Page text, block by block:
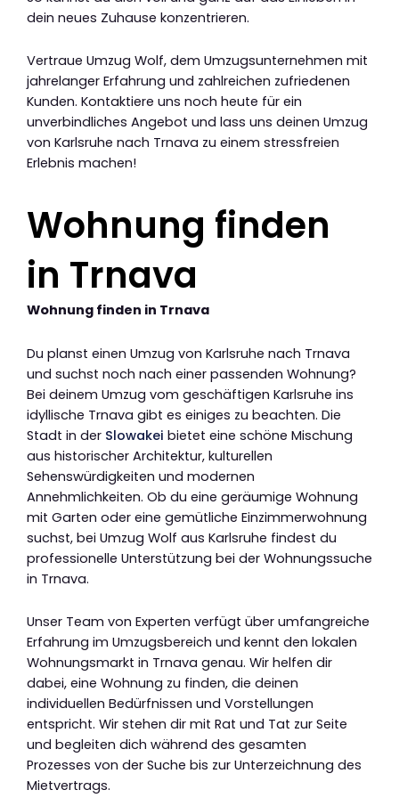
dein neues Zuhause konzentrieren.
Vertraue Umzug Wolf, dem Umzugsunternehmen mit
jahrelanger Erfahrung und zahlreichen zufriedenen
Kunden. Kontaktiere uns noch heute für ein
unverbindliches Angebot und lass uns deinen Umzug
von Karlsruhe nach Trnava zu einem stressfreien
Erlebnis machen!
Wohnung finden
in Trnava
Wohnung finden in Trnava
Du planst einen Umzug von Karlsruhe nach Trnava
und suchst noch nach einer passenden Wohnung?
Bei deinem Umzug vom geschäftigen Karlsruhe ins
idyllische Trnava gibt es einiges zu beachten. Die
Stadt in der Slowakei bietet eine schöne Mischung
aus historischer Architektur, kulturellen
Sehenswürdigkeiten und modernen
Annehmlichkeiten. Ob du eine geräumige Wohnung
mit Garten oder eine gemütliche Einzimmerwohnung
suchst, bei Umzug Wolf aus Karlsruhe findest du
professionelle Unterstützung bei der Wohnungssuche
in Trnava.
Unser Team von Experten verfügt über umfangreiche
Erfahrung im Umzugsbereich und kennt den lokalen
Wohnungsmarkt in Trnava genau. Wir helfen dir
dabei, eine Wohnung zu finden, die deinen
individuellen Bedürfnissen und Vorstellungen
entspricht. Wir stehen dir mit Rat und Tat zur Seite
und begleiten dich während des gesamten
Prozesses von der Suche bis zur Unterzeichnung des
Mietvertrags.